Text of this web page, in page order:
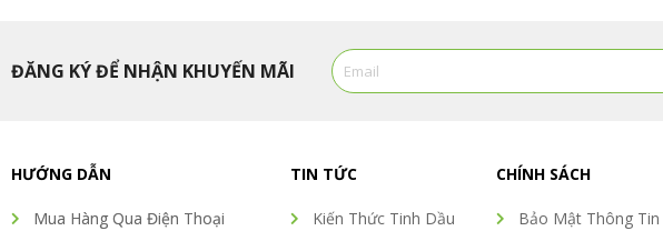
ĐĂNG KÝ ĐỂ NHẬN KHUYẾN MÃI Email
HƯỚNG DẪN
Mua Hàng Qua Điện Thoại
TIN TỨC
Kiến Thức Tinh Dầu
CHÍNH SÁCH
Bảo Mật Thông Tin